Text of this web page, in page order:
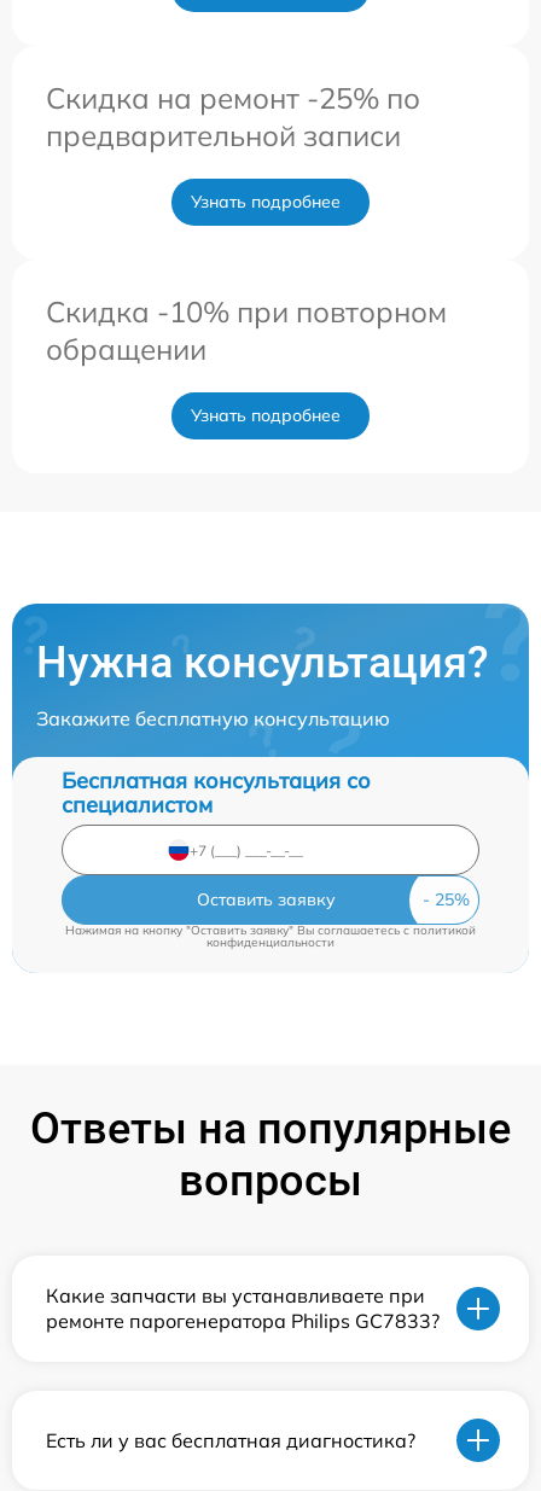
Скидка на ремонт -25% по
предварительной записи
Узнать подробнее
Скидка -10% при повторном
обращении
Узнать подробнее
Нужна консультация?
Закажите бесплатную консультацию
Бесплатная консультация со
специалистом
Оставить заявку
Нажимая на кнопку "Оставить заявку" Вы соглашаетесь c политикой
конфиденциальности
Ответы на популярные
вопросы
Какие запчасти вы устанавливаете при
ремонте парогенератора Philips GC7833?
Есть ли у вас бесплатная диагностика?